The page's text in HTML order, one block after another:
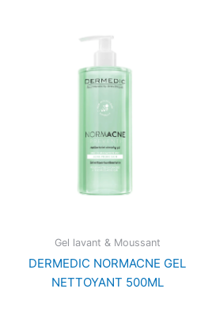
Gel lavant & Moussant
DERMEDIC NORMACNE GEL
NETTOYANT 500ML